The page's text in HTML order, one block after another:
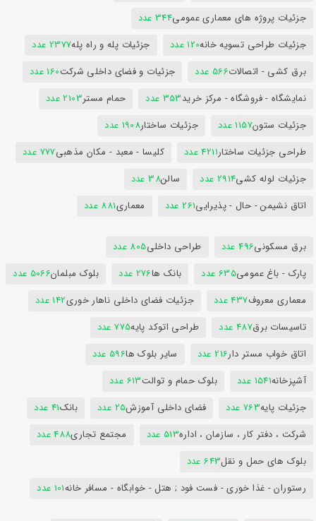
جزئیات پروژه های معماری عمومی344 عدد
جزئیات طراحی تسویه خانه120 عدد جزئیات پله و راه پله2377 عدد
برق کشی - اتصالات566 عدد جزئیات و فضای داخلی شرکت160 عدد
نمایشگاه - فروشگاه - مرکز خرید353 عدد حمام مستر2103 عدد
جزئیات ستون1157 عدد جزئیات ساختار1908 عدد
طراحی جزئیات ساختار4211 عدد کلیسا - معبد - مکان مذهبی777 عدد
جزئیات لوله کشی2914 عدد سالن38 عدد
اتاق نشیمن - حال - پذیرایی261 عدد معماری881 عدد
برق مسکونی496 عدد طراحی داخلی805 عدد
پارک - باغ عمومی635 عدد بانک ها276 عدد بلوک مبلمان5066 عدد
معماری معروف437 عدد جزئیات فضای داخلی ناهار خوری142 عدد
تاسیسات برق487 عدد طراحی اتوکد پایه775 عدد
اتاق خواب مستر دار216 عدد سایر بلوک ها596 عدد
آشپزخانه1541 عدد بلوک حمام و توالت613 عدد
جزئیات پایه763 عدد فضای داخلی آموزش25 عدد بانک41 عدد
شرکت ، دفتر کار ، سازمان ، اداره513 عدد مجتمع تجاری488 عدد
بلوک های حمل و نقل643 عدد
رستوران - غذا خوری - فست فود ; هتل - خوابگاه - مسافر خانه101 عدد